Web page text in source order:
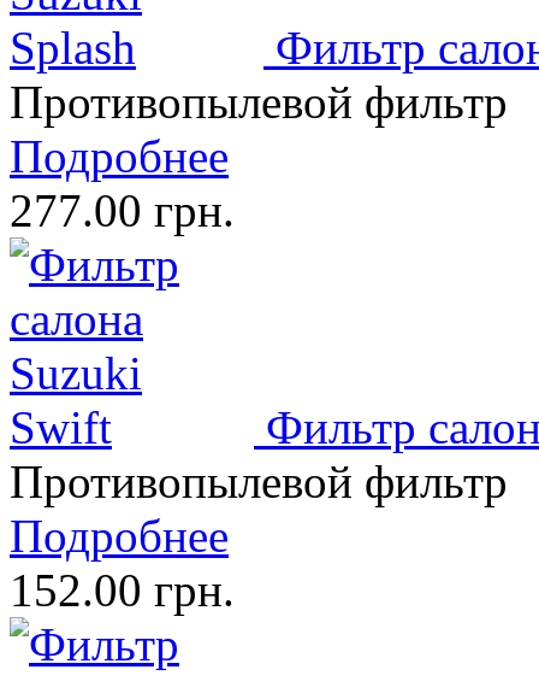
Фильтр
Противопылевой фильтр
Подробнее
277.00 грн.
Фильтр
Противопылевой фильтр
Подробнее
152.00 грн.